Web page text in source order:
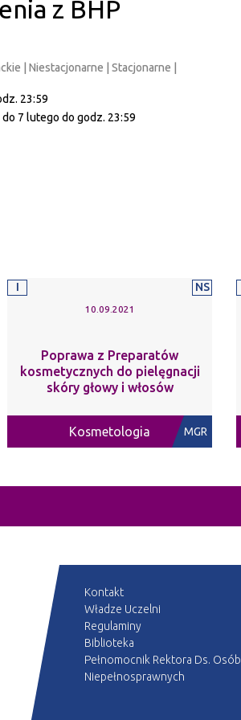
z BHP
| Niestacjonarne | Stacjonarne |
23:59
7 lutego do godz. 23:59
I NS
10.09.2021
Poprawa z Preparatów
kosmetycznych do pielęgnacji
skóry głowy i włosów
Kosmetologia MGR
Kontakt
Władze Uczelni
Regulaminy
Biblioteka
Pełnomocnik Rektora Ds. Osób
Niepełnosprawnych